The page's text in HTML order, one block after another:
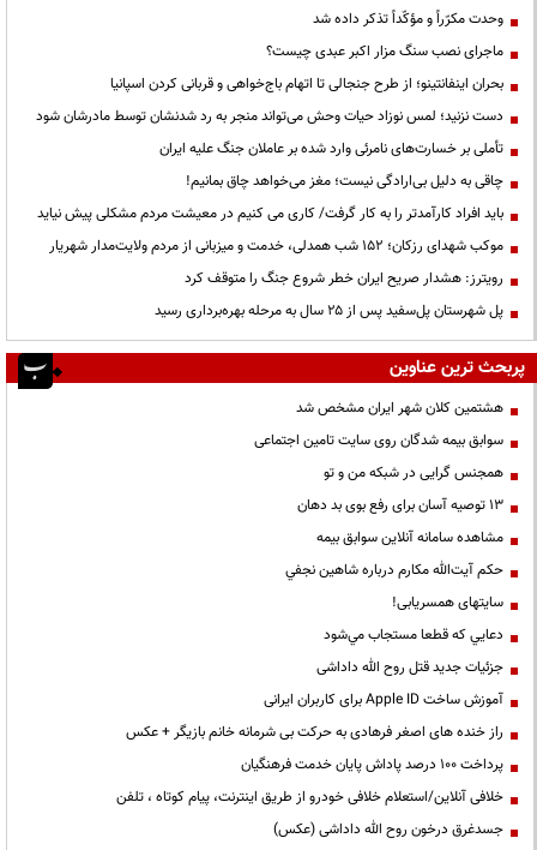
وحدت مکرّراً و مؤکّداً تذکر داده شد
ماجرای نصب سنگ مزار اکبر عبدی چیست؟
بحران اینفانتینو؛ از طرح جنجالی تا اتهام باج‌خواهی و قربانی کردن اسپانیا
دست نزنید؛ لمس نوزاد حیات وحش می‌تواند منجر به رد شدنشان توسط مادرشان شود
تأملی بر خسارت‌های نامرئی وارد شده بر عاملان جنگ علیه ایران
چاقی به دلیل بی‌ارادگی نیست؛ مغز می‌خواهد چاق بمانیم!
باید افراد کارآمدتر را به کار گرفت/ کاری می کنیم در معیشت مردم مشکلی پیش نیاید
موکب شهدای رزکان؛ ۱۵۲ شب همدلی، خدمت و میزبانی از مردم ولایت‌مدار شهریار
رویترز: هشدار صریح ایران خطر شروع جنگ را متوقف کرد
پل شهرستان پل‌سفید پس از ۲۵ سال به مرحله بهره‌برداری رسید
پربحث ترین عناوین
هشتمین کلان شهر ایران مشخص شد
سوابق بیمه شدگان روی سایت تامین اجتماعی
همجنس گرایی در شبکه من و تو
13 توصیه آسان برای رفع بوی بد دهان
مشاهده سامانه آنلاين سوابق بیمه
حكم آيت‌الله مكارم درباره شاهين نجفي
سایتهای همسریابی!
دعايي كه قطعا مستجاب مي‌شود
جزئیات جدید قتل روح الله داداشی
آموزش ساخت Apple ID برای کاربران ایرانی
راز خنده های اصغر فرهادی به حرکت بی شرمانه خانم بازیگر + عکس
پرداخت ۱۰۰ درصد پاداش پایان خدمت فرهنگیان
خلافی آنلاین/استعلام خلافی خودرو از طریق اینترنت، پیام کوتاه ، تلفن
جسدغرق درخون روح الله داداشی (عکس)